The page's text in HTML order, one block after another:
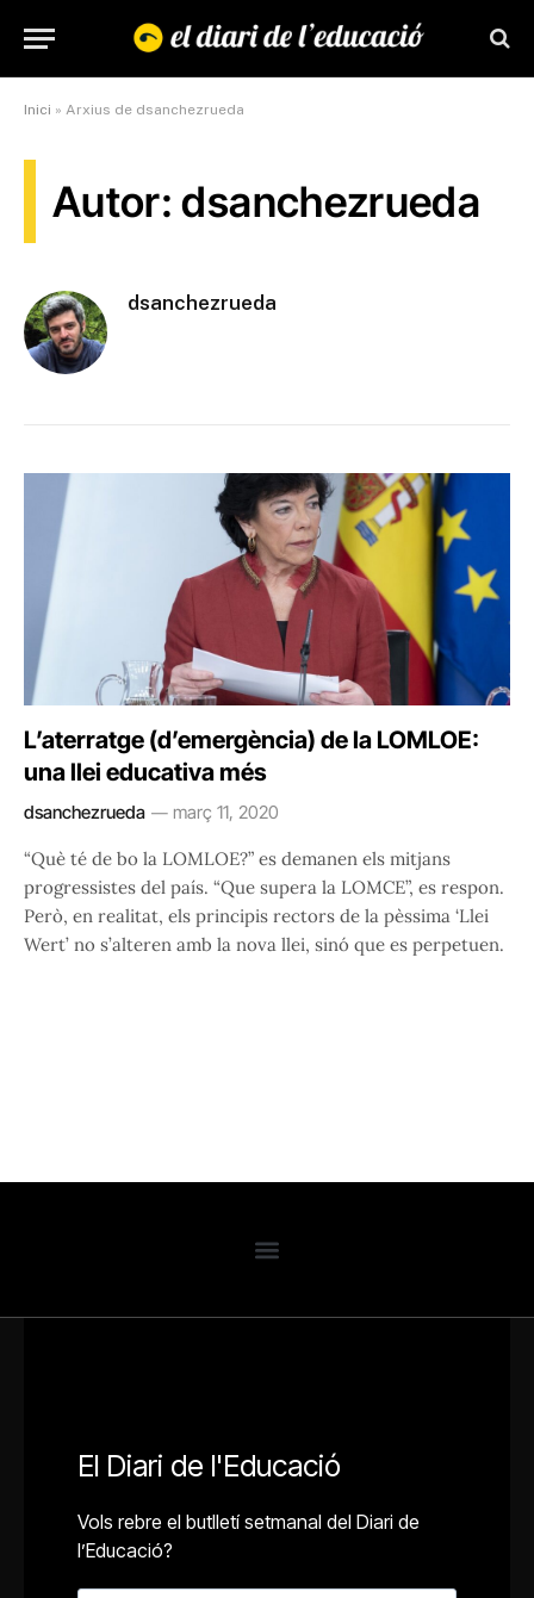
Inici » Arxius de dsanchezrueda
Autor: dsanchezrueda
dsanchezrueda
L’aterratge (d’emergència) de la LOMLOE:
una llei educativa més
dsanchezrueda març 11, 2020
“Què té de bo la LOMLOE?” es demanen els mitjans
progressistes del país. “Que supera la LOMCE”, es respon.
Però, en realitat, els principis rectors de la pèssima ‘Llei
Wert’ no s’alteren amb la nova llei, sinó que es perpetuen.